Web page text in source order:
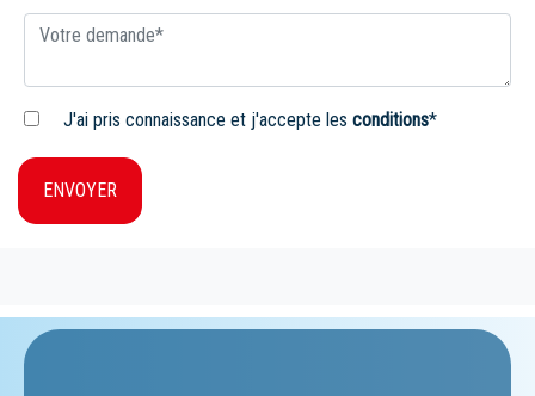
J'ai pris connaissance et j'accepte les conditions*
ENVOYER